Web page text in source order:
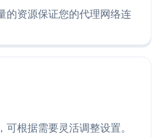
的资源保证您的代理网络连
根据需要灵活调整设置。